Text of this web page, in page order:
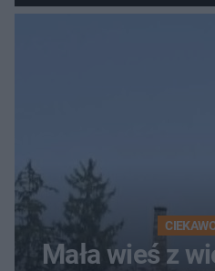
szczyt Gór
Mała wieś z